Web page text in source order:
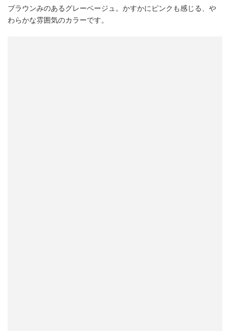
ブラウンみのあるグレーベージュ。かすかにピンクも感じる、や
わらかな雰囲気のカラーです。